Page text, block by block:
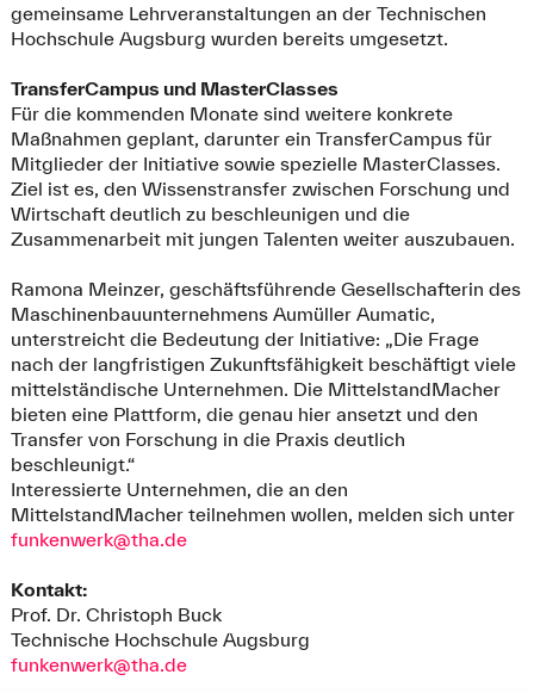
gemeinsame Lehrveranstaltungen an der Technischen
Hochschule Augsburg wurden bereits umgesetzt.
TransferCampus und MasterClasses
Für die kommenden Monate sind weitere konkrete
Maßnahmen geplant, darunter ein TransferCampus für
Mitglieder der Initiative sowie spezielle MasterClasses.
Ziel ist es, den Wissenstransfer zwischen Forschung und
Wirtschaft deutlich zu beschleunigen und die
Zusammenarbeit mit jungen Talenten weiter auszubauen.
Ramona Meinzer, geschäftsführende Gesellschafterin des
Maschinenbauunternehmens Aumüller Aumatic,
unterstreicht die Bedeutung der Initiative: „Die Frage
nach der langfristigen Zukunftsfähigkeit beschäftigt viele
mittelständische Unternehmen. Die MittelstandMacher
bieten eine Plattform, die genau hier ansetzt und den
Transfer von Forschung in die Praxis deutlich
beschleunigt.“
Interessierte Unternehmen, die an den
MittelstandMacher teilnehmen wollen, melden sich unter
funkenwerk@tha.de
Kontakt:
Prof. Dr. Christoph Buck
Technische Hochschule Augsburg
funkenwerk@tha.de